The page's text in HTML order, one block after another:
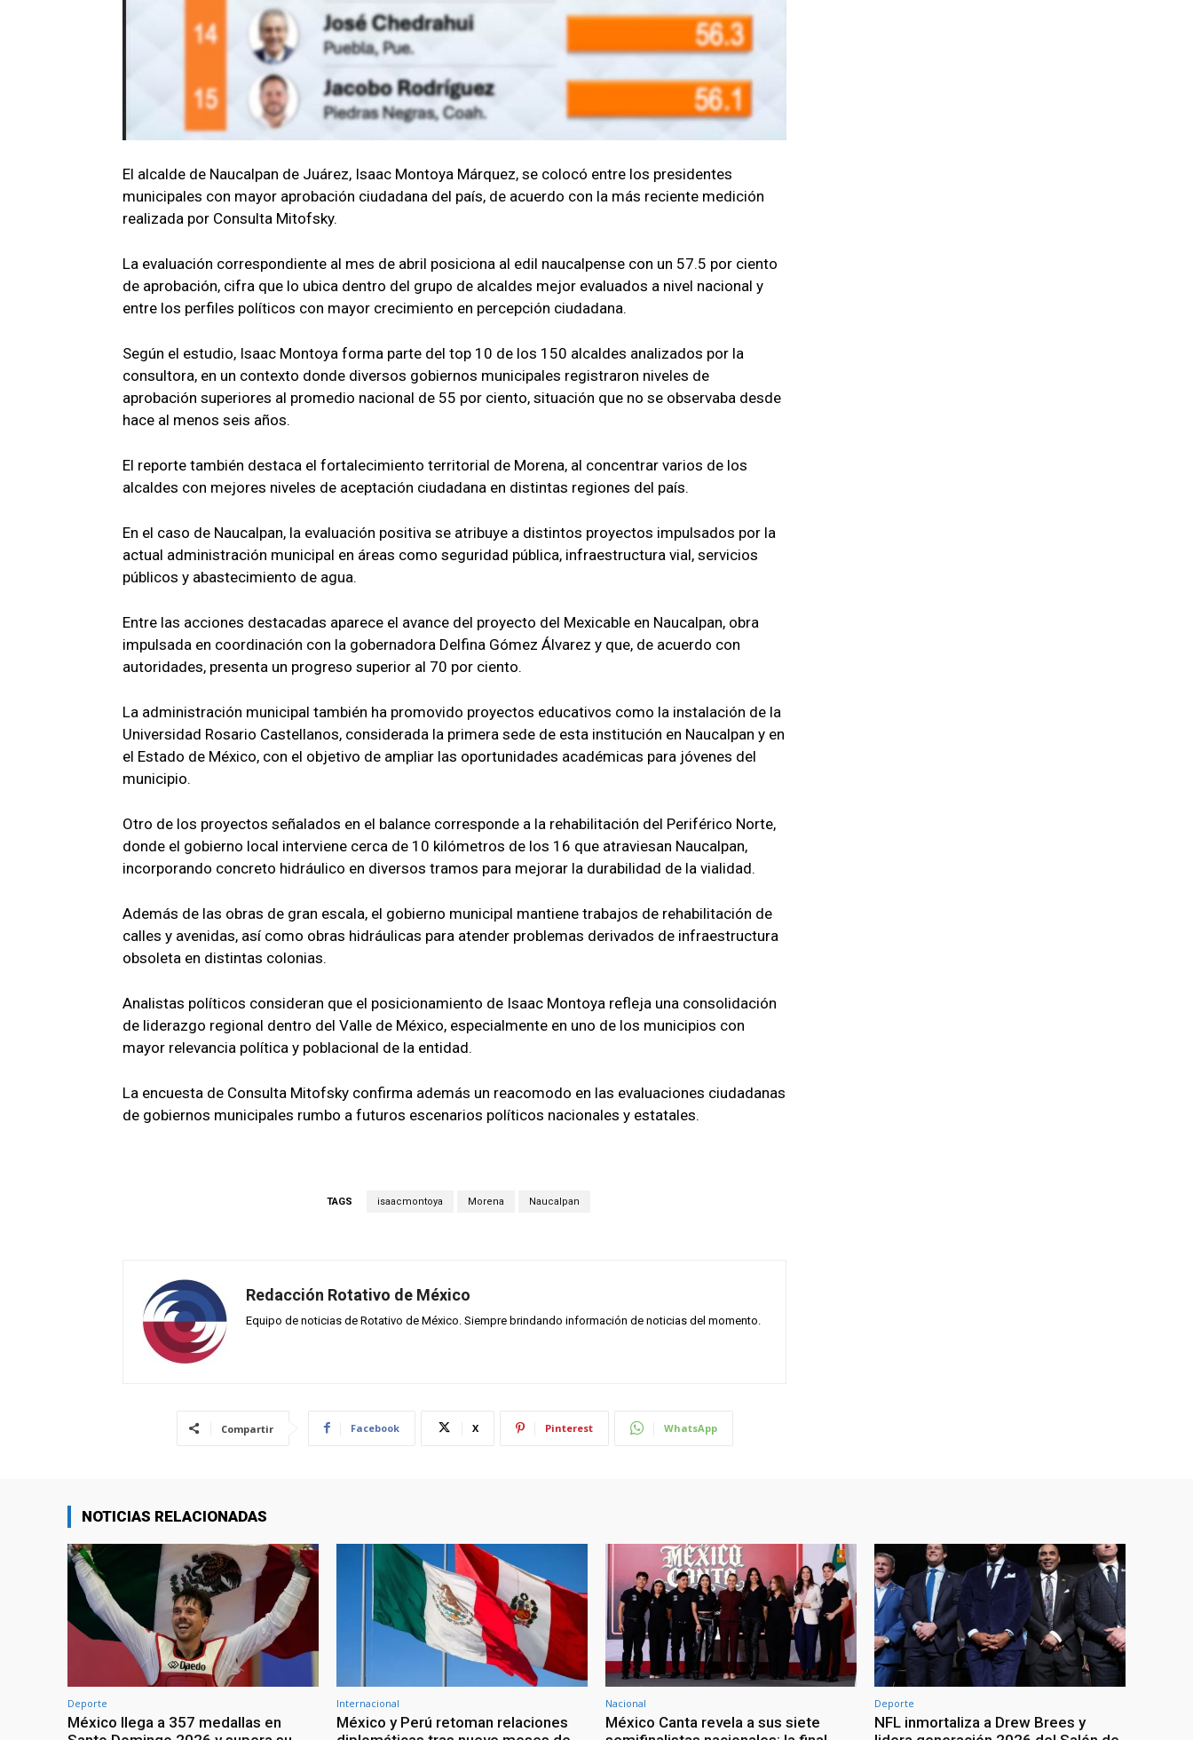
El alcalde de Naucalpan de Juárez, Isaac Montoya Márquez, se colocó entre los presidentes
municipales con mayor aprobación ciudadana del país, de acuerdo con la más reciente medición
realizada por Consulta Mitofsky.
La evaluación correspondiente al mes de abril posiciona al edil naucalpense con un 57.5 por ciento
de aprobación, cifra que lo ubica dentro del grupo de alcaldes mejor evaluados a nivel nacional y
entre los perfiles políticos con mayor crecimiento en percepción ciudadana.
Según el estudio, Isaac Montoya forma parte del top 10 de los 150 alcaldes analizados por la
consultora, en un contexto donde diversos gobiernos municipales registraron niveles de
aprobación superiores al promedio nacional de 55 por ciento, situación que no se observaba desde
hace al menos seis años.
El reporte también destaca el fortalecimiento territorial de Morena, al concentrar varios de los
alcaldes con mejores niveles de aceptación ciudadana en distintas regiones del país.
En el caso de Naucalpan, la evaluación positiva se atribuye a distintos proyectos impulsados por la
actual administración municipal en áreas como seguridad pública, infraestructura vial, servicios
públicos y abastecimiento de agua.
Entre las acciones destacadas aparece el avance del proyecto del Mexicable en Naucalpan, obra
impulsada en coordinación con la gobernadora Delfina Gómez Álvarez y que, de acuerdo con
autoridades, presenta un progreso superior al 70 por ciento.
La administración municipal también ha promovido proyectos educativos como la instalación de la
Universidad Rosario Castellanos, considerada la primera sede de esta institución en Naucalpan y en
el Estado de México, con el objetivo de ampliar las oportunidades académicas para jóvenes del
municipio.
Otro de los proyectos señalados en el balance corresponde a la rehabilitación del Periférico Norte,
donde el gobierno local interviene cerca de 10 kilómetros de los 16 que atraviesan Naucalpan,
incorporando concreto hidráulico en diversos tramos para mejorar la durabilidad de la vialidad.
Además de las obras de gran escala, el gobierno municipal mantiene trabajos de rehabilitación de
calles y avenidas, así como obras hidráulicas para atender problemas derivados de infraestructura
obsoleta en distintas colonias.
Analistas políticos consideran que el posicionamiento de Isaac Montoya refleja una consolidación
de liderazgo regional dentro del Valle de México, especialmente en uno de los municipios con
mayor relevancia política y poblacional de la entidad.
La encuesta de Consulta Mitofsky confirma además un reacomodo en las evaluaciones ciudadanas
de gobiernos municipales rumbo a futuros escenarios políticos nacionales y estatales.
TAGS isaacmontoya Morena Naucalpan
Redacción Rotativo de México
Equipo de noticias de Rotativo de México. Siempre brindando información de noticias del momento.
Compartir Facebook X Pinterest WhatsApp
NOTICIAS RELACIONADAS
Deporte
México llega a 357 medallas en
Internacional
México y Perú retoman relaciones
Nacional
México Canta revela a sus siete
Deporte
NFL inmortaliza a Drew Brees y